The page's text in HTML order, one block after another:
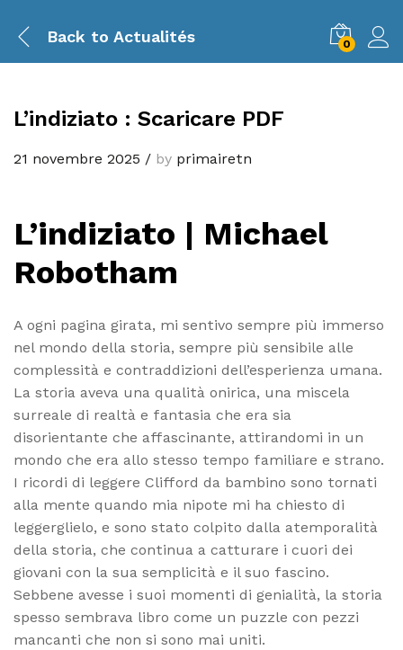
Back to Actualités 0
L’indiziato : Scaricare PDF
21 novembre 2025 / by primairetn
L’indiziato | Michael
Robotham
A ogni pagina girata, mi sentivo sempre più immerso
nel mondo della storia, sempre più sensibile alle
complessità e contraddizioni dell’esperienza umana.
La storia aveva una qualità onirica, una miscela
surreale di realtà e fantasia che era sia
disorientante che affascinante, attirandomi in un
mondo che era allo stesso tempo familiare e strano.
I ricordi di leggere Clifford da bambino sono tornati
alla mente quando mia nipote mi ha chiesto di
leggerglielo, e sono stato colpito dalla atemporalità
della storia, che continua a catturare i cuori dei
giovani con la sua semplicità e il suo fascino.
Sebbene avesse i suoi momenti di genialità, la storia
spesso sembrava libro come un puzzle con pezzi
mancanti che non si sono mai uniti.